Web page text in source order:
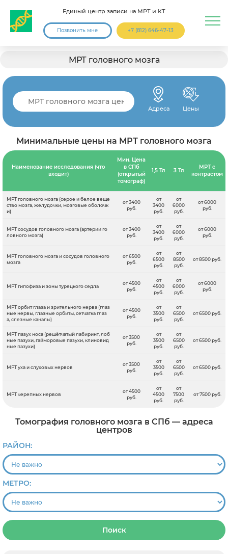
Единый центр записи на МРТ и КТ
Позвонить мне +7 (812) 646-47-13
МРТ головного мозга
Адреса Цены
Минимальные цены на МРТ головного мозга
Наименование исследования (что
входит)
Мин. Цена
в СПб
(открытый
томограф)
1,5 Тл 3 Тл
МРТ с
контрастом
МРТ головного мозга (серое и белое веще
ство мозга, желудочки, мозговые оболочк
и)
от 3400
руб.
от
3400
руб.
от
6000
руб.
от 6000
руб.
МРТ сосудов головного мозга (артерии го
ловного мозга)
от 3400
руб.
от
3400
руб.
от
6000
руб.
от 6000
руб.
МРТ головного мозга и сосудов головного
мозга
от 6500
руб.
от
6500
руб.
от
8500
руб.
от 8500 руб.
МРТ гипофиза и зоны турецкого седла
от 4500
руб.
от
4500
руб.
от
6000
руб.
от 6000
руб.
МРТ орбит глаза и зрительного нерва (глаз
ные нервы, глазные орбиты, сетчатка глаз
а, слезные каналы)
от 4500
руб.
от
3500
руб.
от
6500
руб.
от 6500 руб.
МРТ пазух носа (решётчатый лабиринт, лоб
ные пазухи, гайморовые пазухи, клиновид
ные пазухи)
от 3500
руб.
от
3500
руб.
от
6500
руб.
от 6500 руб.
МРТ уха и слуховых нервов
от 3500
руб.
от
3500
руб.
от
6500
руб.
от 6500 руб.
МРТ черепных нервов
от 4500
руб.
от
4500
руб.
от
7500
руб.
от 7500 руб.
Томография головного мозга в СПб — адреса
центров
РАЙОН:
МЕТРО:
Поиск